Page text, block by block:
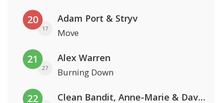
20
17
Adam Port & Stryv
Move
21
27
Alex Warren
Burning Down
22 Clean Bandit, Anne-Marie & David Guetta